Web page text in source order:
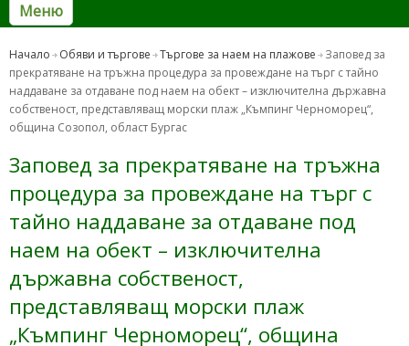
Меню
Начало Обяви и търгове Търгове за наем на плажове
Заповед за
прекратяване на тръжна процедура за провеждане на търг с тайно
наддаване за отдаване под наем на обект – изключителна държавна
собственост, представляващ морски плаж „Къмпинг Черноморец“,
община Созопол, област Бургас
Заповед за прекратяване на тръжна
процедура за провеждане на търг с
тайно наддаване за отдаване под
наем на обект – изключителна
държавна собственост,
представляващ морски плаж
„Къмпинг Черноморец“, община